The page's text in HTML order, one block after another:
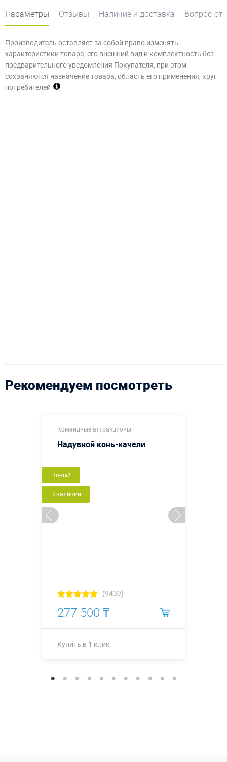
Параметры Отзывы Наличие и доставка Вопрос-
Производитель оставляет за собой право изменять
характеристики товара, его внешний вид и комплектность без
предварительного уведомления Покупателя, при этом
сохраняются назначение товара, область его применения, круг
потребителей
Рекомендуем посмотреть
Командные аттракционы
Надувной конь-качели
Новый
В наличии
(9439)
277 500 ₸
Купить в 1 клик